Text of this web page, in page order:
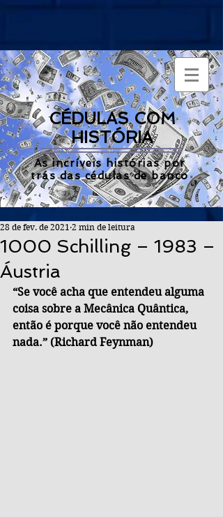
CÉDULAS COM
HISTÓRIA
As incríveis histórias por
trás das cédulas de banco
1000 Schilling – 1983 –
Áustria
28 de fev. de 2021 2 min de leitura
“Se você acha que entendeu alguma
coisa sobre a Mecânica Quântica,
então é porque você não entendeu
nada.” (Richard Feynman)